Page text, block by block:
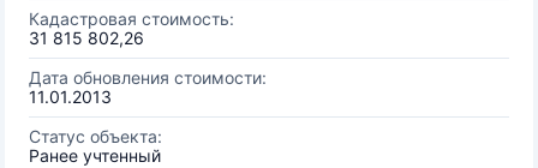
Кадастровая стоимость:
31 815 802,26
Дата обновления стоимости:
11.01.2013
Статус объекта:
Ранее учтенный